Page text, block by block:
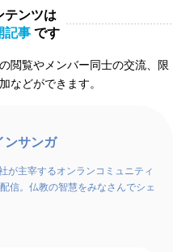
テンツは
記事 です
閲覧やメンバー同士の交流、限
などができます。
ンサンガ
が主宰するオンランコミュニティ
信。仏教の智慧をみなさんでシェ